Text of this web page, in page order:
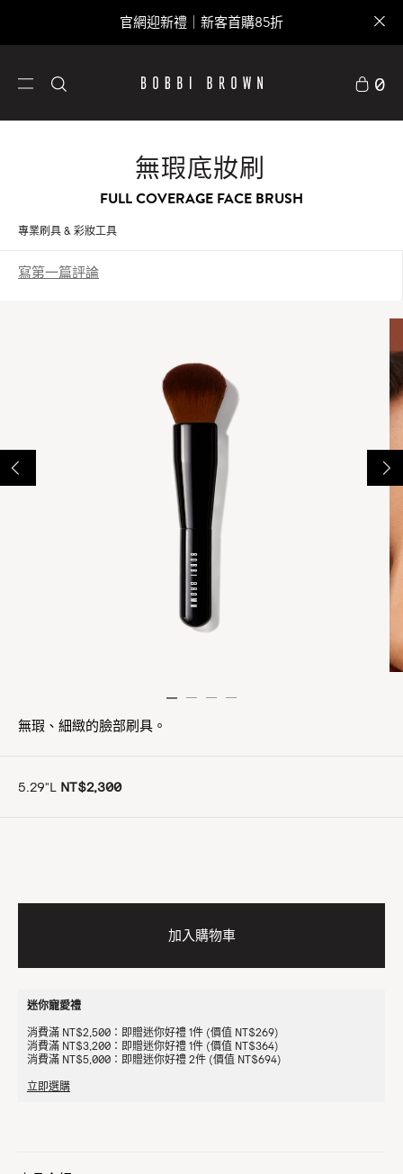
官網迎新禮｜新客首購85折
0
無瑕底妝刷
FULL COVERAGE FACE BRUSH
專業刷具 & 彩妝工具
寫第一篇評論
無瑕、細緻的臉部刷具。
5.29"L NT$2,300
加入購物車
迷你寵愛禮
消費滿 NT$2,500：即贈迷你好禮 1件 (價值 NT$269)
消費滿 NT$3,200：即贈迷你好禮 1件 (價值 NT$364)
消費滿 NT$5,000：即贈迷你好禮 2件 (價值 NT$694)
立即選購